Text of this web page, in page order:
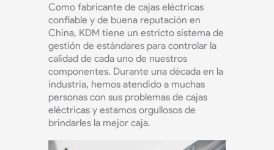
Como fabricante de cajas eléctricas
confiable y de buena reputación en
China, KDM tiene un estricto sistema de
gestión de estándares para controlar la
calidad de cada uno de nuestros
componentes. Durante una década en la
industria, hemos atendido a muchas
personas con sus problemas de cajas
eléctricas y estamos orgullosos de
brindarles la mejor caja.